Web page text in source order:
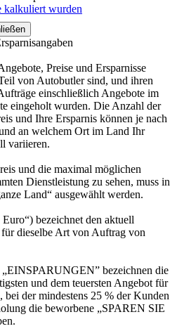
kalkuliert wurden
Preise und Ersparnisse
von Autobutler sind, und ihren
einschließlich Angebote im
eingeholt wurden. Die Anzahl der
und Ihre Ersparnis können je nach
an welchem Ort im Land Ihr
variieren.
und die maximal möglichen
Dienstleistung zu sehen, muss in
Land“ ausgewählt werden.
bezeichnet den aktuell
dieselbe Art von Auftrag von
bezeichnen die
und dem teuersten Angebot für
bei der mindestens 25 % der Kunden
die beworbene „SPAREN SIE